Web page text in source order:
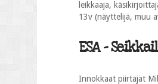
leikkaaja,
13v (näyttelijä, muu
ESA -
Innokkaat piirtäjät